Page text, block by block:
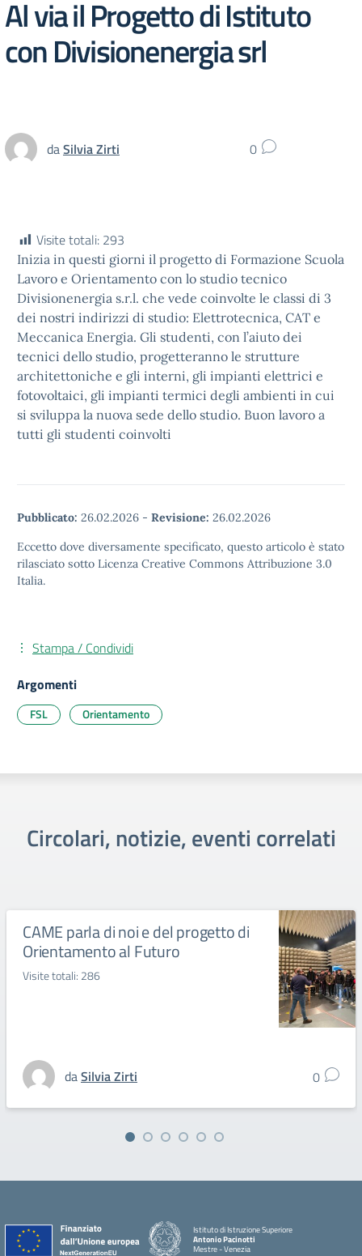
Al via il Progetto di Istituto
con Divisionenergia srl
daSilvia Zirti 0
Visite totali: 293
Inizia in questi giorni il progetto di Formazione Scuola
Lavoro e Orientamento con lo studio tecnico
Divisionenergia s.r.l. che vede coinvolte le classi di 3
dei nostri indirizzi di studio: Elettrotecnica, CAT e
Meccanica Energia. Gli studenti, con l’aiuto dei
tecnici dello studio, progetteranno le strutture
architettoniche e gli interni, gli impianti elettrici e
fotovoltaici, gli impianti termici degli ambienti in cui
si sviluppa la nuova sede dello studio. Buon lavoro a
tutti gli studenti coinvolti
Pubblicato: 26.02.2026 - Revisione: 26.02.2026
Eccetto dove diversamente specificato, questo articolo è stato
rilasciato sotto Licenza Creative Commons Attribuzione 3.0
Italia.
Stampa / Condividi
Argomenti
FSL Orientamento
Circolari, notizie, eventi correlati
CAME parla di noi e del progetto di
Orientamento al Futuro
Visite totali: 286
daSilvia Zirti 0
Istituto di Istruzione Superiore
Antonio Pacinotti
Mestre - Venezia